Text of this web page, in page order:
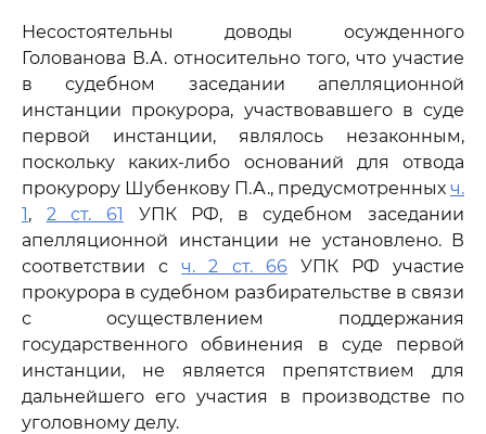
Несостоятельны доводы осужденного
Голованова В.А. относительно того, что участие
в судебном заседании апелляционной
инстанции прокурора, участвовавшего в суде
первой инстанции, являлось незаконным,
поскольку каких-либо оснований для отвода
прокурору Шубенкову П.А., предусмотренных ч.
1, 2 ст. 61 УПК РФ, в судебном заседании
апелляционной инстанции не установлено. В
соответствии сч. 2 ст. 66УПК РФ участие
прокурора в судебном разбирательстве в связи
с осуществлением поддержания
государственного обвинения в суде первой
инстанции, не является препятствием для
дальнейшего его участия в производстве по
уголовному делу.